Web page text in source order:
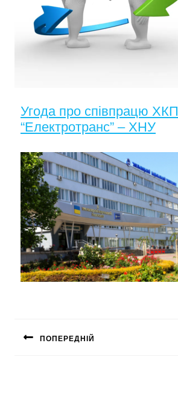
Угода про співпрацю ХКП
“Електротранс” – ХНУ
ПОПЕРЕДНІЙ